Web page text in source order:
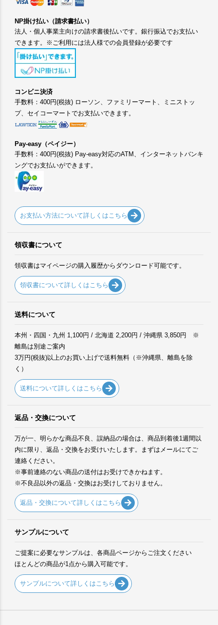
NP掛け払い（請求書払い）
法人・個人事業主向けの請求書後払いです。銀行振込でお支払い
できます。※ご利用には法人様での会員登録が必要です
コンビニ決済
手数料：400円(税抜) ローソン、ファミリーマート、ミニストッ
プ、セイコーマートでお支払いできます。
Pay-easy（ペイジー）
手数料：400円(税抜) Pay-easy対応のATM、インターネットバンキ
ングでお支払いができます。
お支払い方法について詳しくはこちら
領収書について
領収書はマイページの購入履歴からダウンロード可能です。
領収書について詳しくはこちら
送料について
本州・四国・九州 1,100円 / 北海道 2,200円 / 沖縄県 3,850円 ※
離島は別途ご案内
3万円(税抜)以上のお買い上げで送料無料（※沖縄県、離島を除
く）
送料について詳しくはこちら
返品・交換について
万が一、明らかな商品不良、誤納品の場合は、商品到着後1週間以
内に限り、返品・交換をお受けいたします。まずはメールにてご
連絡ください。
※事前連絡のない商品の送付はお受けできかねます。
※不良品以外の返品・交換はお受けしておりません。
返品・交換について詳しくはこちら
サンプルについて
ご提案に必要なサンプルは、各商品ページからご注文ください
ほとんどの商品が1点から購入可能です。
サンプルについて詳しくはこちら